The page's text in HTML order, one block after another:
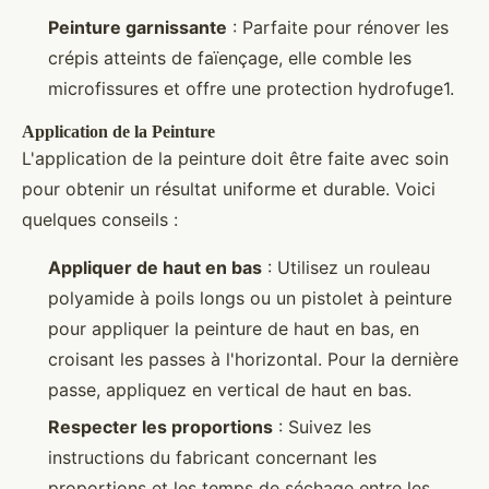
Peinture garnissante : Parfaite pour rénover les
crépis atteints de faïençage, elle comble les
microfissures et offre une protection hydrofuge1.
Application de la Peinture
L'application de la peinture doit être faite avec soin
pour obtenir un résultat uniforme et durable. Voici
quelques conseils :
Appliquer de haut en bas : Utilisez un rouleau
polyamide à poils longs ou un pistolet à peinture
pour appliquer la peinture de haut en bas, en
croisant les passes à l'horizontal. Pour la dernière
passe, appliquez en vertical de haut en bas.
Respecter les proportions : Suivez les
instructions du fabricant concernant les